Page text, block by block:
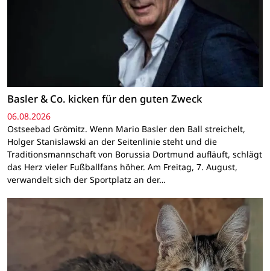
Basler & Co. kicken für den guten Zweck
06.08.2026
Ostseebad Grömitz. Wenn Mario Basler den Ball streichelt,
Holger Stanislawski an der Seitenlinie steht und die
Traditionsmannschaft von Borussia Dortmund aufläuft, schlägt
das Herz vieler Fußballfans höher. Am Freitag, 7. August,
verwandelt sich der Sportplatz an der…